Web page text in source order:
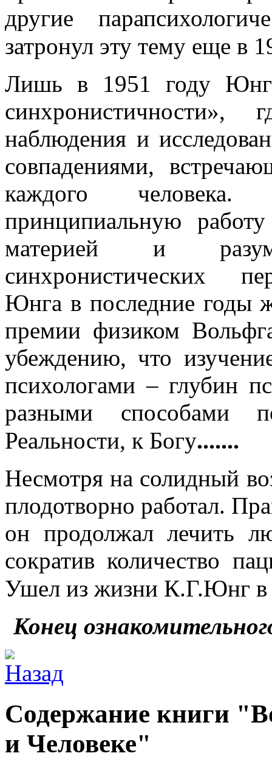
другие
затронул эту тему еще в
Лишь в 1951 году Юнг
наблюдения и
совпадениями,
каждого
принципиальную
материей и
синхронистических
Юнга в последние годы
премии физиком
убеждению, что
психологами – глубин
разными способами
Реальности, к Богу.......
Несмотря на солидный
плодотворно работал.
он продолжал лечить
сократив количество
Ушел из жизни К.Г.Юнг в
Конец
Содержание книги
и Человеке"